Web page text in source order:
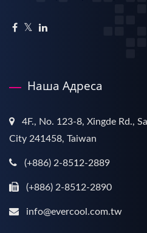
Наша Адреса
4F., No. 123-8, Xingde Rd.,
City 241458, Taiwan
(+886) 2-8512-2889
(+886) 2-8512-2890
info@evercool.com.tw